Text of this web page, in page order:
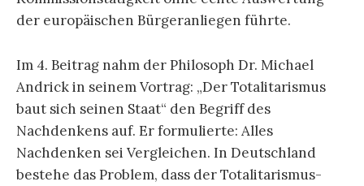
der europäischen Bürgeranliegen führte.
Im 4. Beitrag nahm der Philosoph Dr. Michael
Andrick in seinem Vortrag: „Der Totalitarismus
baut sich seinen Staat“ den Begriff des
Nachdenkens auf. Er formulierte: Alles
Nachdenken sei Vergleichen. In Deutschland
bestehe das Problem, dass der Totalitarismus-